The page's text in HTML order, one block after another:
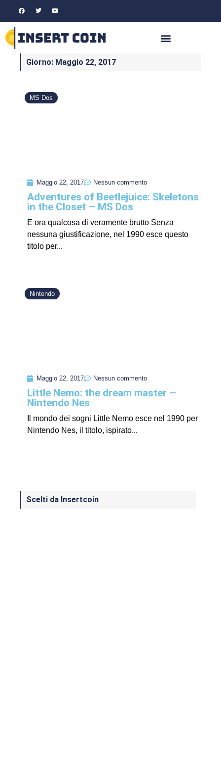
Giorno: Maggio 22, 2017
MS Dos
Maggio 22, 2017 Nessun commento
Adventures of Beetlejuice: Skeletons
in the Closet – MS Dos
E ora qualcosa di veramente brutto Senza
nessuna giustificazione, nel 1990 esce questo
titolo per...
Nintendo
Maggio 22, 2017 Nessun commento
Little Nemo: the dream master –
Nintendo Nes
Il mondo dei sogni Little Nemo esce nel 1990 per
Nintendo Nes, il titolo, ispirato...
Scelti da Insertcoin